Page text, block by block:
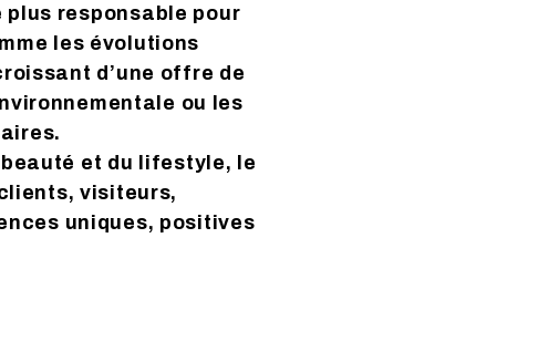
responsable pour
les évolutions
d’une offre de
ou les
et du lifestyle, le
visiteurs,
uniques, positives